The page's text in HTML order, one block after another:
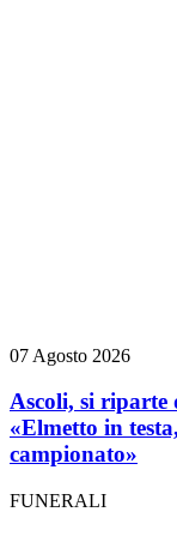
07 Agosto 2026
Ascoli, si riparte
«Elmetto in
campionato»
FUNERALI